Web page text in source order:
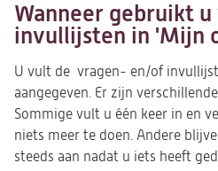
Wanneer gebruikt
invullijsten in 'Mijn
U vult de vragen- en/of
aangegeven. Er zijn
Sommige vult u één keer in en
niets meer te doen. Andere
steeds aan nadat u iets heeft